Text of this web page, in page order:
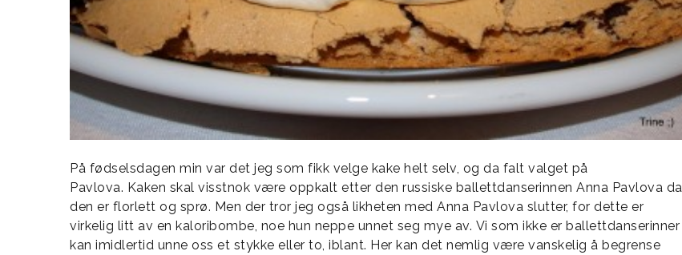
På fødselsdagen min var det jeg som fikk velge kake helt selv, og da falt valget på
Pavlova. Kaken skal visstnok være oppkalt etter den russiske ballettdanserinnen Anna Pavlova da
den er florlett og sprø. Men der tror jeg også likheten med Anna Pavlova slutter, for dette er
virkelig litt av en kaloribombe, noe hun neppe unnet seg mye av. Vi som ikke er ballettdanserinner
kan imidlertid unne oss et stykke eller to, iblant. Her kan det nemlig være vanskelig å begrense